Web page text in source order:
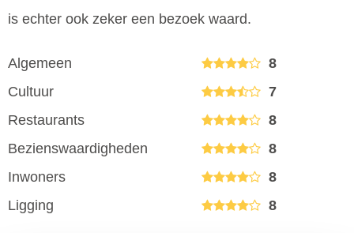
is echter ook zeker een bezoek waard.
Algemeen
8
Cultuur
7
Restaurants
8
Bezienswaardigheden
8
Inwoners
8
Ligging
8